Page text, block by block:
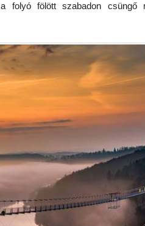
folyó fölött szabadon csüngő